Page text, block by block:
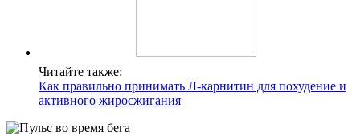
Читайте также:
Как правильно принимать Л-карнитин для похудение и
активного жиросжигания